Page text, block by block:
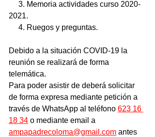
2021.
     4. Ruegos y preguntas.
Debido a la situación COVID-19 la
reunión se realizará de forma
telemática.
Para poder asistir de deberá solicitar
de forma expresa mediante petición a
través de WhatsApp al teléfono 623 16
18 34 o mediante email a
ampapadrecoloma@gmail.com antes